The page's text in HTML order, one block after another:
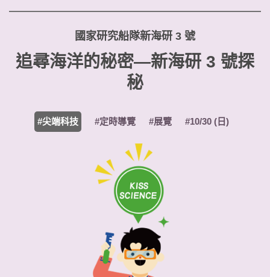
國家研究船隊新海研 3 號
追尋海洋的秘密—新海研 3 號探
秘
#尖端科技 #定時導覽 #展覽 #10/30 (日)